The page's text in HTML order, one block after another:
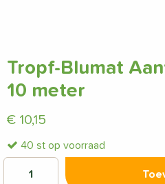
Tropf-Blumat
10 meter
€ 10,15
40 st op voorraad